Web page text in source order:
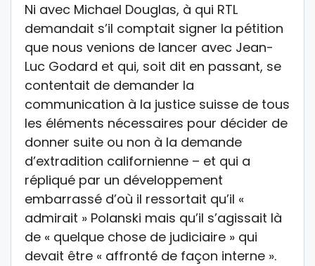
Ni avec Michael Douglas, à qui RTL
demandait s’il comptait signer la pétition
que nous venions de lancer avec Jean-
Luc Godard et qui, soit dit en passant, se
contentait de demander la
communication à la justice suisse de tous
les éléments nécessaires pour décider de
donner suite ou non à la demande
d’extradition californienne – et qui a
répliqué par un développement
embarrassé d’où il ressortait qu’il «
admirait » Polanski mais qu’il s’agissait là
de « quelque chose de judiciaire » qui
devait être « affronté de façon interne ».